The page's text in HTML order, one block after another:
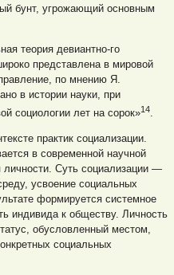
бунт, угрожающий основным
теория девиантно-го
представлена в мировой
по мнению Я.
в истории науки, при
социологии лет на сорок»14
практик социализации.
в современной научной
личности. Суть социализации —
усвоение социальных
формируется системное
индивида к обществу. Личность
обусловленный местом,
социальных